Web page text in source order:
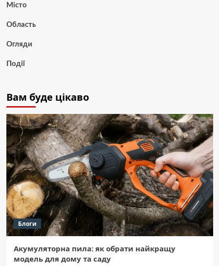
Місто
Область
Огляди
Події
Вам буде цікаво
Блоги
Акумуляторна пила: як обрати найкращу
модель для дому та саду